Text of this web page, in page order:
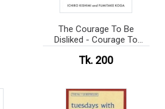
The Courage To Be
Disliked - Courage To
Tk. 200